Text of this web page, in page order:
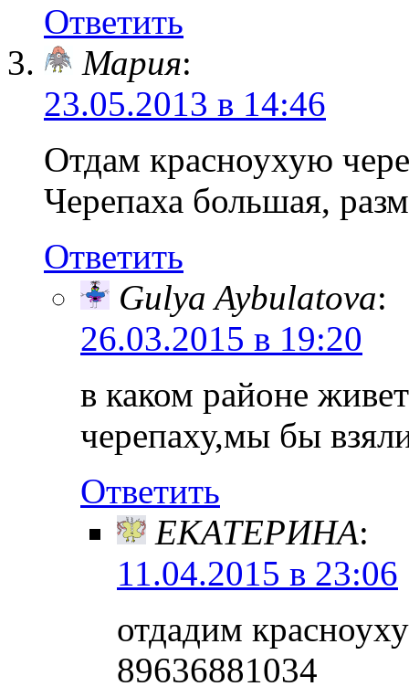
Ответить
Мария:
23.05.2013 в 14:46
Отдам красноухую
Черепаха большая,
Ответить
Gulya Aybulatova:
26.03.2015 в 19:20
в каком районе
черепаху,мы бы
Ответить
ЕКАТЕРИНА:
11.04.2015 в 23:06
отдадим
89636881034